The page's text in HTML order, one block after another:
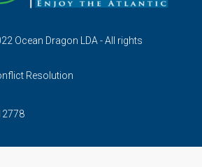
Ocean Dragon LDA - All rights
Resolution